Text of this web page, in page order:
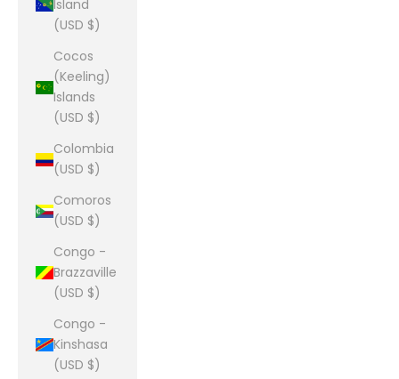
Island
(USD $)
Cocos
(Keeling)
Islands
(USD $)
Colombia
(USD $)
Comoros
(USD $)
Congo -
Brazzaville
(USD $)
Congo -
Kinshasa
(USD $)